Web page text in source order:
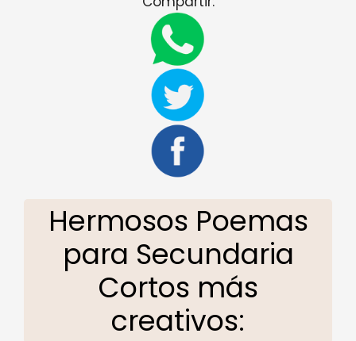
Hermosos Poemas
para Secundaria
Cortos más
creativos: